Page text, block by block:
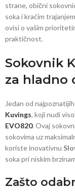
strane, obični
soka i kraćim
ovisi o vašim
praktičnost.
Sokovnik
za hladno
Jedan od
Kuvings, koji nudi
EVO820. Ovaj
sokovima uz
koriste inovativnu
soka pri niskim
Zašto